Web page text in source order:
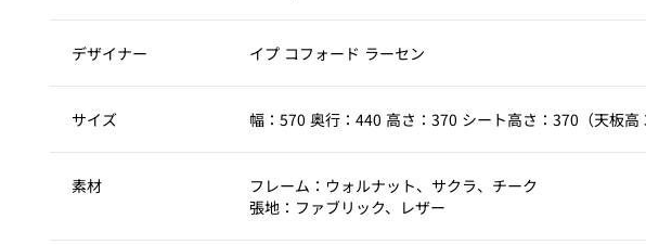
デザイナー イプ コフォード ラーセン
サイズ 幅：570 奥行：440 高さ：370 シート高さ：370（天板
素材
フレーム：ウォルナット、サクラ、チーク
張地：ファブリック、レザー